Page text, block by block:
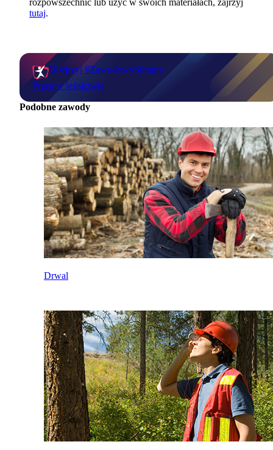
rozpowszechnić lub użyć w swoich materiałach, zajrzyj
tutaj.
Obejrzyj #ZawodowyStream:
Praca w leśnictwie
Podobne zawody
Drwal